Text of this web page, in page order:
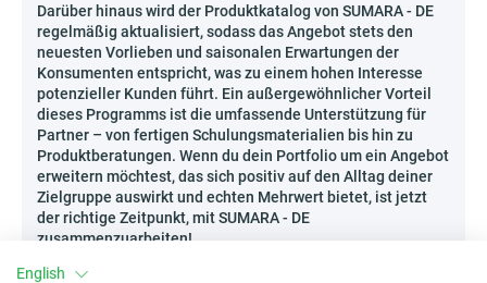
Darüber hinaus wird der Produktkatalog von SUMARA - DE
regelmäßig aktualisiert, sodass das Angebot stets den
neuesten Vorlieben und saisonalen Erwartungen der
Konsumenten entspricht, was zu einem hohen Interesse
potenzieller Kunden führt. Ein außergewöhnlicher Vorteil
dieses Programms ist die umfassende Unterstützung für
Partner – von fertigen Schulungsmaterialien bis hin zu
Produktberatungen. Wenn du dein Portfolio um ein Angebot
erweitern möchtest, das sich positiv auf den Alltag deiner
Zielgruppe auswirkt und echten Mehrwert bietet, ist jetzt
der richtige Zeitpunkt, mit SUMARA - DE
zusammenzuarbeiten!
Wie kann man SUMARA - DE effektiv bewerben?
English